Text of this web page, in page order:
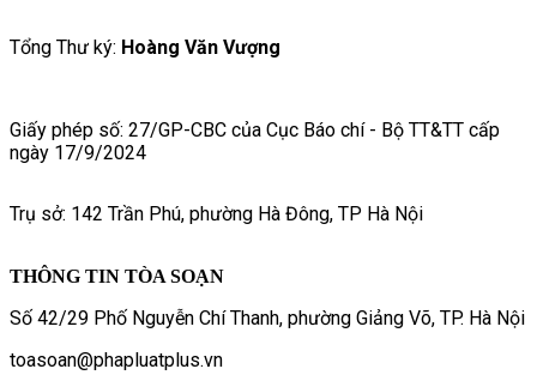
Tổng Thư ký: Hoàng Văn Vượng
Giấy phép số: 27/GP-CBC của Cục Báo chí - Bộ TT&TT cấp
ngày 17/9/2024
Trụ sở: 142 Trần Phú, phường Hà Đông, TP Hà Nội
THÔNG TIN TÒA SOẠN
Số 42/29 Phố Nguyễn Chí Thanh, phường Giảng Võ, TP. Hà Nội
toasoan@phapluatplus.vn